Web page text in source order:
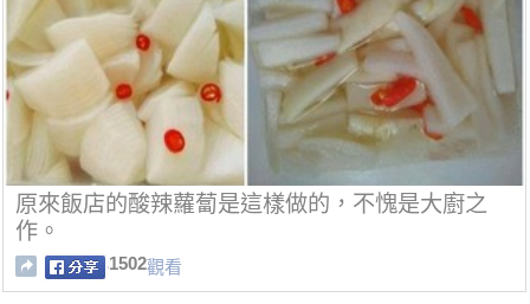
原來飯店的酸辣蘿蔔是這樣做的，不愧是大廚之
作。
1502觀看